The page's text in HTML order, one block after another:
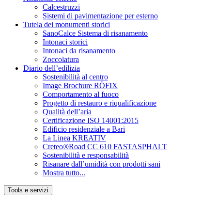
Calcestruzzi
Sistemi di pavimentazione per esterno
Tutela dei monumenti storici
SanoCalce Sistema di risanamento
Intonaci storici
Intonaci da risanamento
Zoccolatura
Diario dell’edilizia
Sostenibilità al centro
Image Brochure RÖFIX
Comportamento al fuoco
Progetto di restauro e riqualificazione
Qualità dell’aria
Certificazione ISO 14001:2015
Edificio residenziale a Bari
La Linea KREATIV
Creteo®Road CC 610 FASTASPHALT
Sostenibilità e responsabilità
Risanare dall’umidità con prodotti sani
Mostra tutto...
Tools e servizi